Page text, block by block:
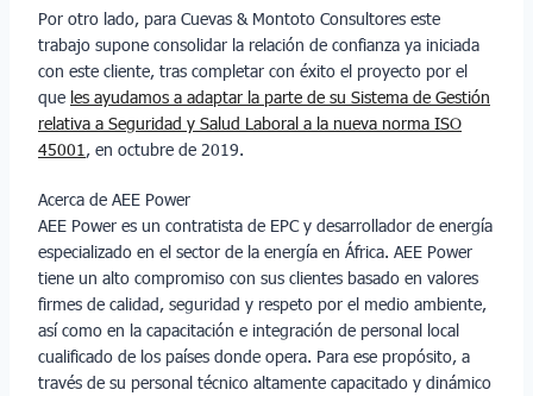
Por otro lado, para Cuevas & Montoto Consultores este
trabajo supone consolidar la relación de confianza ya iniciada
con este cliente, tras completar con éxito el proyecto por el
que les ayudamos a adaptar la parte de su Sistema de Gestión
relativa a Seguridad y Salud Laboral a la nueva norma ISO
45001, en octubre de 2019.
Acerca de AEE Power
AEE Power es un contratista de EPC y desarrollador de energía
especializado en el sector de la energía en África. AEE Power
tiene un alto compromiso con sus clientes basado en valores
firmes de calidad, seguridad y respeto por el medio ambiente,
así como en la capacitación e integración de personal local
cualificado de los países donde opera. Para ese propósito, a
través de su personal técnico altamente capacitado y dinámico